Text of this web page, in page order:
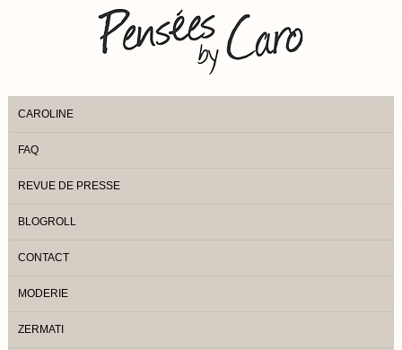
CAROLINE
FAQ
REVUE DE PRESSE
BLOGROLL
CONTACT
MODERIE
ZERMATI